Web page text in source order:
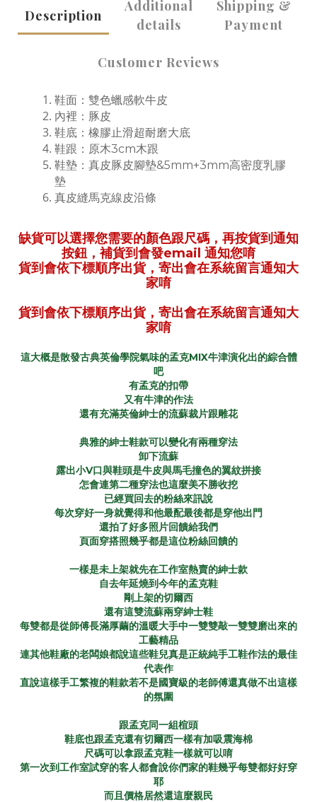
Description
Additional
details
Shipping &
Payment
Customer Reviews
鞋面：雙色蠟感軟牛皮
內裡：豚皮
鞋底：橡膠止滑超耐磨大底
鞋跟：原木3cm木跟
鞋墊：真皮豚皮腳墊&5mm+3mm高密度乳膠
墊
真皮縫馬克線皮沿條
缺貨可以選擇您需要的顏色跟尺碼，再按貨到通知
按鈕，補貨到會發email 通知您唷
貨到會依下標順序出貨，寄出會在系統留言通知大
家唷
貨到會依下標順序出貨，寄出會在系統留言通知大
家唷
這大概是散發古典英倫學院氣味的孟克MIX牛津演化出的綜合體
吧
有孟克的扣帶
又有牛津的作法
還有充滿英倫紳士的流蘇裁片跟雕花
典雅的紳士鞋款可以變化有兩種穿法
卸下流蘇
露出小V口與鞋頭是牛皮與馬毛撞色的翼紋拼接
怎會連第二種穿法也這麼美不勝收挖
已經買回去的粉絲來訊說
每次穿好一身就覺得和他最配最後都是穿他出門
還拍了好多照片回饋給我們
頁面穿搭照幾乎都是這位粉絲回饋的
一樣是未上架就先在工作室熱賣的紳士款
自去年延燒到今年的孟克鞋
剛上架的切爾西
還有這雙流蘇兩穿紳士鞋
每雙都是從師傅長滿厚繭的溫暖大手中一雙雙敲一雙雙磨出來的
工藝精品
連其他鞋廠的老闆娘都說這些鞋兒真是正統純手工鞋作法的最佳
代表作
直說這樣手工繁複的鞋款若不是國寶級的老師傅還真做不出這樣
的氛圍
跟孟克同一組楦頭
鞋底也跟孟克還有切爾西一樣有加吸震海棉
尺碼可以拿跟孟克鞋一樣就可以唷
第一次到工作室試穿的客人都會說你們家的鞋幾乎每雙都好好穿
耶
而且價格居然還這麼親民